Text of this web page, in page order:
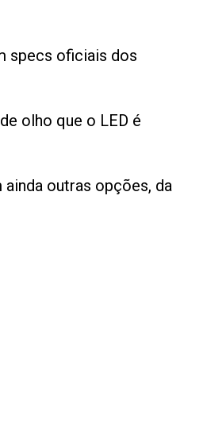
specs oficiais dos
olho que o LED é
outras opções, da